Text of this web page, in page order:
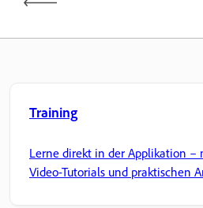
Training
Lerne direkt in der Applikation –
Video-Tutorials und praktischen